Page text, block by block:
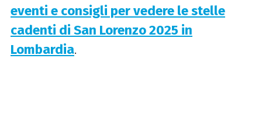
eventi e consigli per vedere le stelle
cadenti di San Lorenzo 2025 in
Lombardia.